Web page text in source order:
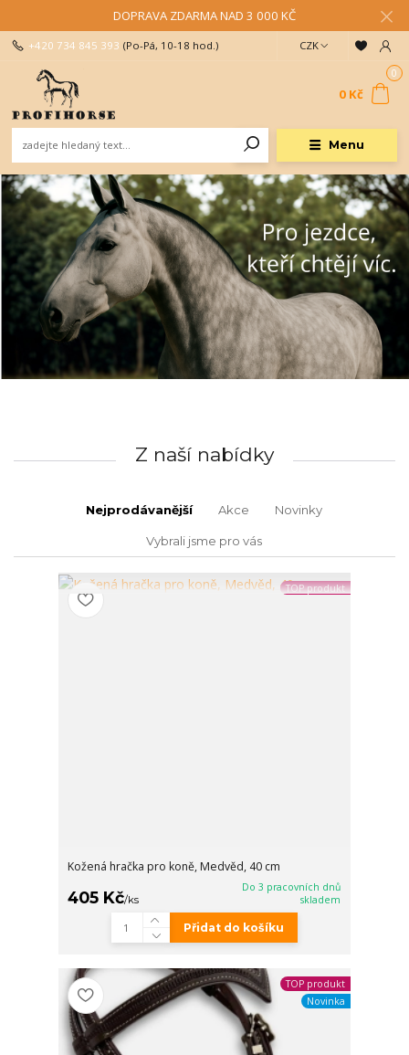
DOPRAVA ZDARMA NAD 3 000 KČ
Menu
CZK
+420 734 845 393 (Po-Pá, 10-18 hod.)
0
0 Kč
Z naší nabídky
Nejprodávanější Akce Novinky
Vybrali jsme pro vás
TOP produkt
Kožená hračka pro koně, Medvěd, 40 cm
405 Kč/ks
Do 3 pracovních dnů
skladem
Přidat do košíku
TOP produkt
Novinka